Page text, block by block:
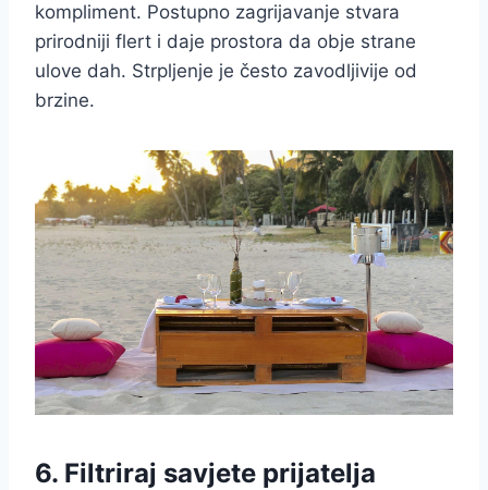
kompliment. Postupno zagrijavanje stvara
prirodniji flert i daje prostora da obje strane
ulove dah. Strpljenje je često zavodljivije od
brzine.
6. Filtriraj savjete prijatelja